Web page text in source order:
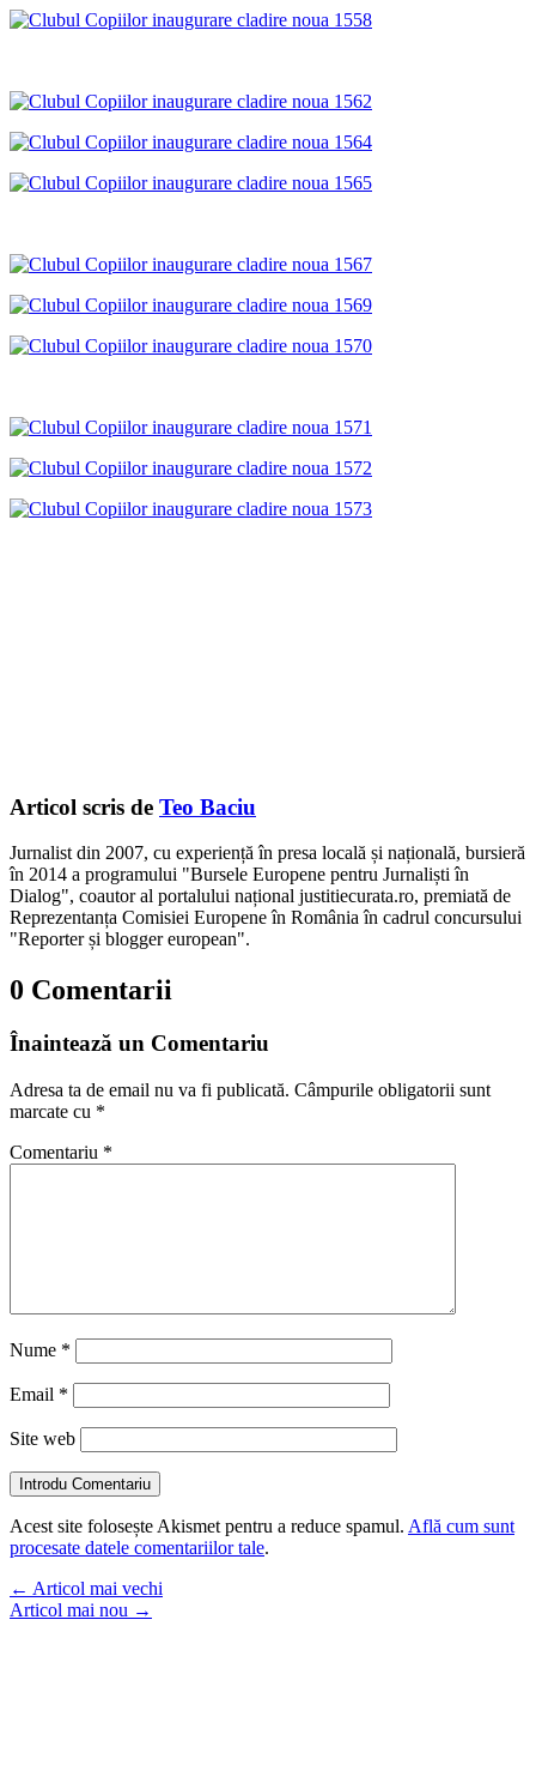
Articol scris de Teo Baciu
Jurnalist din 2007, cu experiență în presa locală și națională, bursieră
în 2014 a programului "Bursele Europene pentru Jurnaliști în
Dialog", coautor al portalului național justitiecurata.ro, premiată de
Reprezentanța Comisiei Europene în România în cadrul concursului
"Reporter și blogger european".
0 Comentarii
Înaintează un Comentariu
Adresa ta de email nu va fi publicată. Câmpurile obligatorii sunt
marcate cu *
Comentariu *
Nume *
Email *
Site web
Introdu Comentariu
Acest site folosește Akismet pentru a reduce spamul. Află cum sunt
procesate datele comentariilor tale.
← Articol mai vechi
Articol mai nou →